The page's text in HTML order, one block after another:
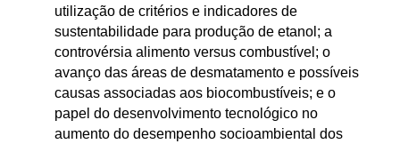
utilização de critérios e indicadores de
sustentabilidade para produção de etanol; a
controvérsia alimento versus combustível; o
avanço das áreas de desmatamento e possíveis
causas associadas aos biocombustíveis; e o
papel do desenvolvimento tecnológico no
aumento do desempenho socioambiental dos